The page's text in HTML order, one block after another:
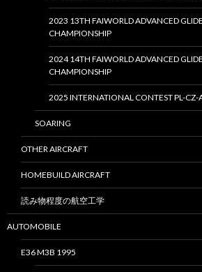
2023 13TH FAIWORLD ADVANCED
CHAMPIONSHIP
2024 14TH FAIWORLD ADVANCED
CHAMPIONSHIP
2025 INTERNATIONAL CONTEST PL-CZ-
SOARING
OTHER AIRCRAFT
HOMEBUILD AIRCRAFT
読み物程度の航空工学
AUTOMOBILE
E36 M3B 1995